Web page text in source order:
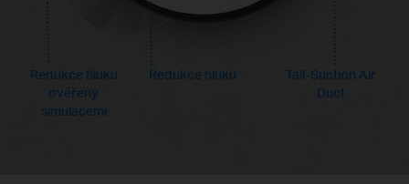
Redukce hluku
ověřený
simulacemi
Redukce hluku
Tail-Suction Air
Duct